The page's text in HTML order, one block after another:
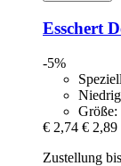
Esschert
-5%
Größe:
€ 2,74 € 2,89
Zustellung